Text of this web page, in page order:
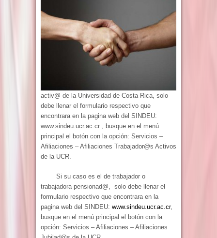
activ@ de la Universidad de Costa Rica, solo
debe llenar el formulario respectivo que
encontrara en la pagina web del SINDEU:
www.sindeu.ucr.ac.cr , busque en el menú
principal el botón con la opción: Servicios –
Afiliaciones – Afiliaciones Trabajador@s Activos
de la UCR.
Si su caso es el de trabajador o
trabajadora pensionad@, solo debe llenar el
formulario respectivo que encontrara en la
pagina web del SINDEU: www.sindeu.ucr.ac.cr,
busque en el menú principal el botón con la
opción: Servicios – Afiliaciones – Afiliaciones